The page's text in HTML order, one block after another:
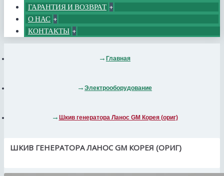
ГАРАНТИЯ И ВОЗВРАТ +
О НАС +
КОНТАКТЫ +
Главная
Электрооборудование
Шкив генератора Ланос GM Корея (ориг)
ШКИВ ГЕНЕРАТОРА ЛАНОС GM КОРЕЯ (ОРИГ)